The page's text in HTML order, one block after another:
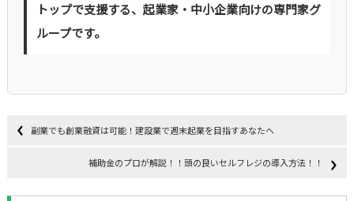
トップで支援する、起業家・中小企業向けの専門家グ
ループです。
副業でも創業融資は可能！建設業で週末起業を目指すあなたへ
補助金のプロが解説！！頭の良いセルフレジの導入方法！！